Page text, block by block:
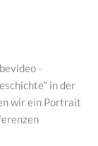
-
in der
wir ein Portrait